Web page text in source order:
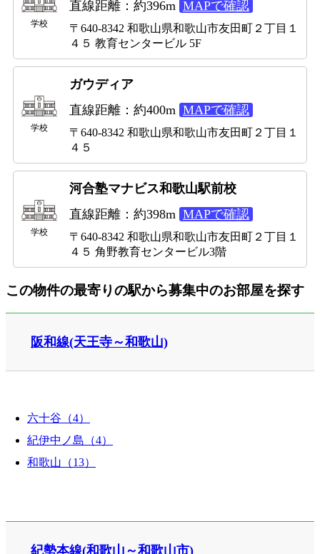
学校
直線距離：約396m MAPで確認
〒640-8342 和歌山県和歌山市友田町２丁目１
４５ 教育センタービル 5F
学校
ガウディア
直線距離：約400m MAPで確認
〒640-8342 和歌山県和歌山市友田町２丁目１
４５
学校
河合塾マナビス和歌山駅前校
直線距離：約398m MAPで確認
〒640-8342 和歌山県和歌山市友田町２丁目１
４５ 角野教育センタービル3階
この物件の最寄りの駅から募集中のお部屋を探す
阪和線(天王寺～和歌山)
六十谷（4）
紀伊中ノ島（4）
和歌山（13）
紀勢本線(和歌山～和歌山市)